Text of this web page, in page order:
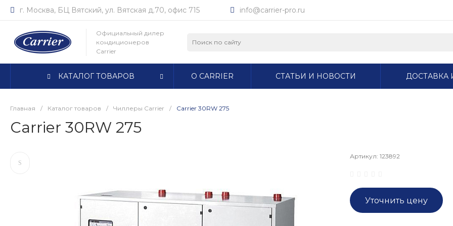
г. Москва, БЦ Вятский, ул. Вятская д.70, офис 715 info@carrier-pro.ru
Официальный дилер
кондиционеров
Carrier
КАТАЛОГ ТОВАРОВ О CARRIER СТАТЬИ И НОВОСТИ ДОСТАВКА
Главная / Каталог товаров / Чиллеры Carrier / Carrier 30RW 275
Carrier 30RW 275
Артикул: 123892
Уточнить цену